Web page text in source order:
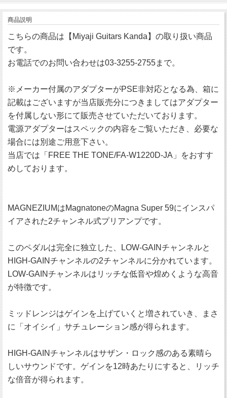
商品説明
こちらの商品は【Miyaji Guitars Kanda】の取り扱い商品
です。
お電話でのお問い合わせは03-3255-2755まで。
※メーカー付属のアダプターがPSE非対応となる為、箱に
記載はございますが当店販売分につきましてはアダプター
を付属しない形にて販売させていただいております。
電源アダプターはスペックの内容をご覧いただき、必要な
場合には別途ご用意下さい。
当店では「FREE THE TONE/FA-W1220D-JA」をおすす
めしております。
MAGNEZIUMはMagnatoneのMagna Super 59にインスパ
イアされた2チャンネル式プリアンプです。
このペダルは完全に独立した、LOW-GAINチャンネルと
HIGH-GAINチャンネルの2チャンネルに分かれています。
LOW-GAINチャンネルはリッチな低音や煌めくような高音
が特徴です。
ミッドレンジはゲインを上げていくと増されていき、まさ
に「オイシイ」サチュレーション感が得られます。
HIGH-GAINチャンネルはサザン・ロック感のある素晴ら
しいサウンドです。ゲインを12時あたりにすると、リッチ
な倍音が得られます。